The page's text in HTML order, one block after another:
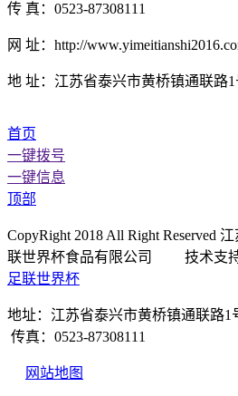
传 真：0523-87308111
网 址：http://
地 址：江苏省泰兴市黄桥镇通联路1
首页
一键拨号
一键信息
顶部
CopyRight 2018 All Right Reserved
联世界杯食品有限公司 技术支
足联世界杯
地址：江苏省泰兴市黄桥镇通联路1
传真：0523-87308111
网站地图